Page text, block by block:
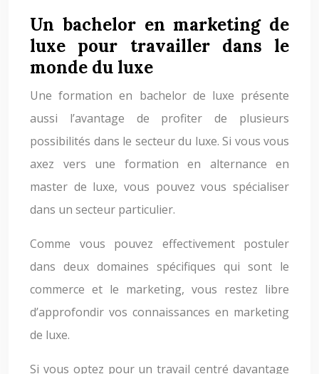
Un bachelor en marketing de
luxe pour travailler dans le
monde du luxe
Une formation en bachelor de luxe présente
aussi l’avantage de profiter de plusieurs
possibilités dans le secteur du luxe. Si vous vous
axez vers une formation en alternance en
master de luxe, vous pouvez vous spécialiser
dans un secteur particulier.
Comme vous pouvez effectivement postuler
dans deux domaines spécifiques qui sont le
commerce et le marketing, vous restez libre
d’approfondir vos connaissances en marketing
de luxe.
Si vous optez pour un travail centré davantage